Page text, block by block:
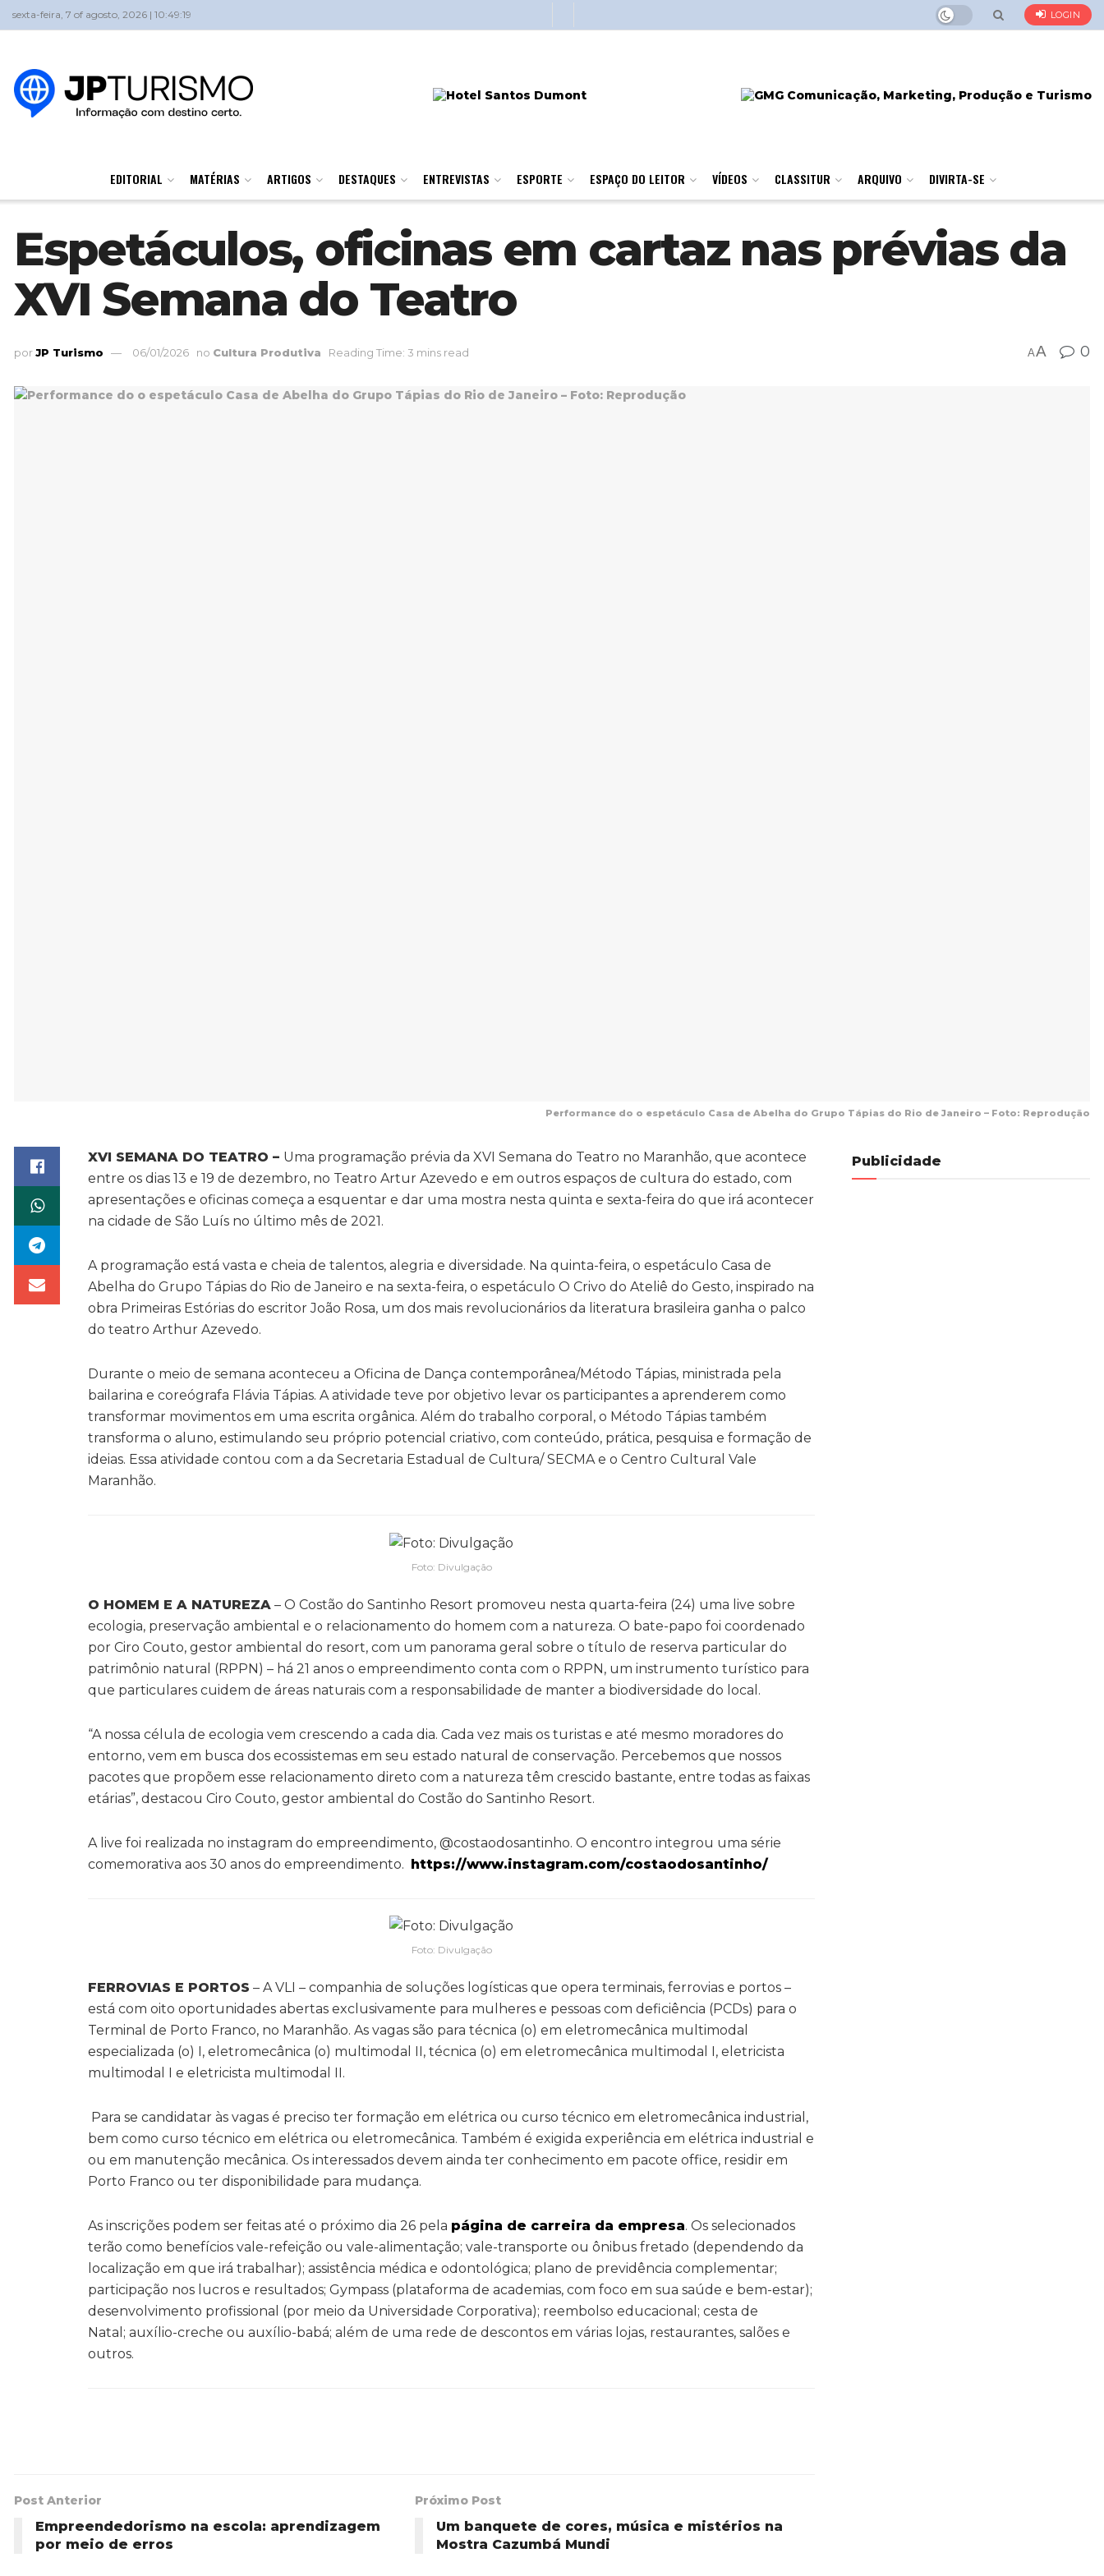
sexta-feira, 7 of agosto, 2026 | 10:49:19 LOGIN
EDITORIAL MATÉRIAS ARTIGOS DESTAQUES ENTREVISTAS ESPORTE ESPAÇO DO LEITOR VÍDEOS CLASSITUR ARQUIVO DIVIRTA-SE
Espetáculos, oficinas em cartaz nas prévias da
XVI Semana do Teatro
porJP Turismo 06/01/2026 no Cultura Produtiva Reading Time: 3 mins read AA 0
Performance do o espetáculo Casa de Abelha do Grupo Tápias do Rio de Janeiro – Foto: Reprodução
XVI SEMANA DO TEATRO – Uma programação prévia da XVI Semana do Teatro no Maranhão, que acontece
entre os dias 13 e 19 de dezembro, no Teatro Artur Azevedo e em outros espaços de cultura do estado, com
apresentações e oficinas começa a esquentar e dar uma mostra nesta quinta e sexta-feira do que irá acontecer
na cidade de São Luís no último mês de 2021.
A programação está vasta e cheia de talentos, alegria e diversidade. Na quinta-feira, o espetáculo Casa de
Abelha do Grupo Tápias do Rio de Janeiro e na sexta-feira, o espetáculo O Crivo do Ateliê do Gesto, inspirado na
obra Primeiras Estórias do escritor João Rosa, um dos mais revolucionários da literatura brasileira ganha o palco
do teatro Arthur Azevedo.
Durante o meio de semana aconteceu a Oficina de Dança contemporânea/Método Tápias, ministrada pela
bailarina e coreógrafa Flávia Tápias. A atividade teve por objetivo levar os participantes a aprenderem como
transformar movimentos em uma escrita orgânica. Além do trabalho corporal, o Método Tápias também
transforma o aluno, estimulando seu próprio potencial criativo, com conteúdo, prática, pesquisa e formação de
ideias. Essa atividade contou com a da Secretaria Estadual de Cultura/ SECMA e o Centro Cultural Vale
Maranhão.
Foto: Divulgação
O HOMEM E A NATUREZA – O Costão do Santinho Resort promoveu nesta quarta-feira (24) uma live sobre
ecologia, preservação ambiental e o relacionamento do homem com a natureza. O bate-papo foi coordenado
por Ciro Couto, gestor ambiental do resort, com um panorama geral sobre o título de reserva particular do
patrimônio natural (RPPN) – há 21 anos o empreendimento conta com o RPPN, um instrumento turístico para
que particulares cuidem de áreas naturais com a responsabilidade de manter a biodiversidade do local.
“A nossa célula de ecologia vem crescendo a cada dia. Cada vez mais os turistas e até mesmo moradores do
entorno, vem em busca dos ecossistemas em seu estado natural de conservação. Percebemos que nossos
pacotes que propõem esse relacionamento direto com a natureza têm crescido bastante, entre todas as faixas
etárias”, destacou Ciro Couto, gestor ambiental do Costão do Santinho Resort.
A live foi realizada no instagram do empreendimento, @costaodosantinho. O encontro integrou uma série
comemorativa aos 30 anos do empreendimento. https://www.instagram.com/costaodosantinho/
Foto: Divulgação
FERROVIAS E PORTOS – A VLI – companhia de soluções logísticas que opera terminais, ferrovias e portos –
está com oito oportunidades abertas exclusivamente para mulheres e pessoas com deficiência (PCDs) para o
Terminal de Porto Franco, no Maranhão. As vagas são para técnica (o) em eletromecânica multimodal
especializada (o) I, eletromecânica (o) multimodal II, técnica (o) em eletromecânica multimodal I, eletricista
multimodal I e eletricista multimodal II.
Para se candidatar às vagas é preciso ter formação em elétrica ou curso técnico em eletromecânica industrial,
bem como curso técnico em elétrica ou eletromecânica. Também é exigida experiência em elétrica industrial e
ou em manutenção mecânica. Os interessados devem ainda ter conhecimento em pacote office, residir em
Porto Franco ou ter disponibilidade para mudança.
As inscrições podem ser feitas até o próximo dia 26 pela página de carreira da empresa. Os selecionados
terão como benefícios vale-refeição ou vale-alimentação; vale-transporte ou ônibus fretado (dependendo da
localização em que irá trabalhar); assistência médica e odontológica; plano de previdência complementar;
participação nos lucros e resultados; Gympass (plataforma de academias, com foco em sua saúde e bem-estar);
desenvolvimento profissional (por meio da Universidade Corporativa); reembolso educacional; cesta de
Natal; auxílio-creche ou auxílio-babá; além de uma rede de descontos em várias lojas, restaurantes, salões e
outros.
Post Anterior
Empreendedorismo na escola: aprendizagem
por meio de erros
Próximo Post
Um banquete de cores, música e mistérios na
Mostra Cazumbá Mundi
Publicidade